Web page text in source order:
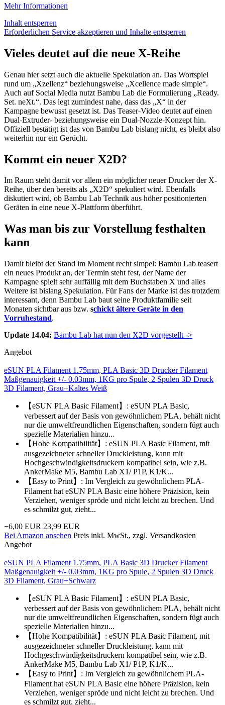
Mehr Informationen
Inhalt entsperren
Erforderlichen Service akzeptieren und Inhalte entsperren
Vieles deutet auf die neue X-Reihe
Genau hier setzt auch die aktuelle Spekulation an. Das Wortspiel
rund um „Xzellenz“ beziehungsweise „Xcellence made simple“.
Auch auf Social Media nutzt Bambu Lab die Formulierung „Ready.
Set. neXt.“. Das legt zumindest nahe, dass das „X“ in der
Kampagne bewusst gesetzt ist. Das Teaser-Video deutet auf einen
Dual-Extruder- beziehungsweise ein Dual-Nozzle-Konzept hin.
Offiziell bestätigt ist das von Bambu Lab bislang nicht, es bleibt also
weiterhin nur ein Gerücht.
Kommt ein neuer X2D?
Im Raum steht damit vor allem ein möglicher neuer Drucker der X-
Reihe, über den bereits als „X2D“ spekuliert wird. Ebenfalls
diskutiert wird, ob Bambu Lab Technik aus höher positionierten
Geräten in eine neue X-Plattform überführt.
Was man bis zur Vorstellung festhalten
kann
Damit bleibt der Stand im Moment recht simpel: Bambu Lab teasert
ein neues Produkt an, der Termin steht fest, der Name der
Kampagne spielt sehr auffällig mit dem Buchstaben X und alles
Weitere ist bislang Spekulation. Für Fans der Marke ist das trotzdem
interessant, denn Bambu Lab baut seine Produktfamilie seit
Monaten sichtbar aus bzw. schickt ältere Geräte in den
Vorruhestand.
Update 14.04: Bambu Lab hat nun den X2D vorgestellt ->
Angebot
eSUN PLA Filament 1.75mm, PLA Basic 3D Drucker Filament
Maßgenauigkeit +/- 0.03mm, 1KG pro Spule, 2 Spulen 3D Druck
3D Filament, Grau+Kaltes Weiß
【eSUN PLA Basic Filament】: eSUN PLA Basic,
verbessert auf der Basis von gewöhnlichem PLA, behält nicht
nur die umweltfreundlichen Eigenschaften, sondern fügt auch
spezielle Materialien hinzu...
【Hohe Kompatibilität】: eSUN PLA Basic Filament, mit
ausgezeichneter schneller Druckleistung, kann mit
Hochgeschwindigkeitsdruckern kompatibel sein, wie z.B.
AnkerMake M5, Bambu Lab X1/ P1P, K1/K...
【Easy to Print】: Im Vergleich zu gewöhnlichem PLA-
Filament hat eSUN PLA Basic eine höhere Präzision, kein
Verziehen, weniger spröde und nicht leicht zu brechen. Und
es schmilzt gut, zieht...
−6,00 EUR 23,99 EUR
Bei Amazon ansehen Preis inkl. MwSt., zzgl. Versandkosten
Angebot
eSUN PLA Filament 1.75mm, PLA Basic 3D Drucker Filament
Maßgenauigkeit +/- 0.03mm, 1KG pro Spule, 2 Spulen 3D Druck
3D Filament, Grau+Schwarz
【eSUN PLA Basic Filament】: eSUN PLA Basic,
verbessert auf der Basis von gewöhnlichem PLA, behält nicht
nur die umweltfreundlichen Eigenschaften, sondern fügt auch
spezielle Materialien hinzu...
【Hohe Kompatibilität】: eSUN PLA Basic Filament, mit
ausgezeichneter schneller Druckleistung, kann mit
Hochgeschwindigkeitsdruckern kompatibel sein, wie z.B.
AnkerMake M5, Bambu Lab X1/ P1P, K1/K...
【Easy to Print】: Im Vergleich zu gewöhnlichem PLA-
Filament hat eSUN PLA Basic eine höhere Präzision, kein
Verziehen, weniger spröde und nicht leicht zu brechen. Und
es schmilzt gut, zieht...